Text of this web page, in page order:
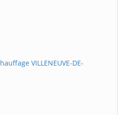
VILLENEUVE-DE-